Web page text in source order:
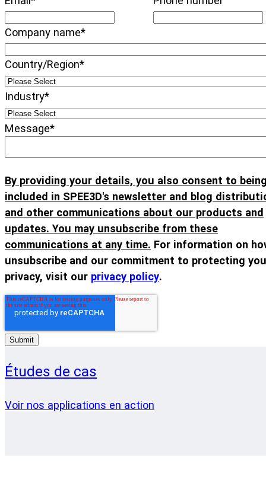
Company name*
Country/Region*
Industry*
Message*
By providing your details, you also consent to being
included in SPEE3D's newsletter and blog
and other communications about our products and
updates. You may unsubscribe from these
communications at any time. For information on
unsubscribe and our commitment to protecting
privacy, visit our privacy policy.
Études de cas
Voir nos applications en action